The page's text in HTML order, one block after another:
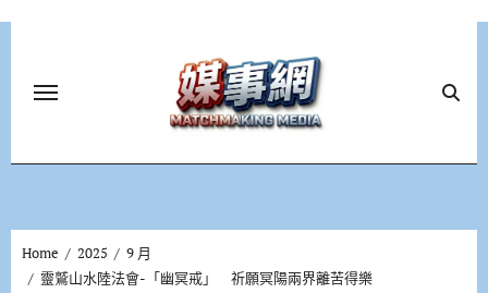
Home 2025
9 月
靈鷲山水陸法會-「幽冥戒」 祈願冥陽兩界離苦得樂